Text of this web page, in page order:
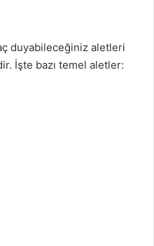
duyabileceğiniz aletleri
İşte bazı temel aletler: